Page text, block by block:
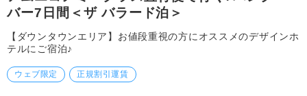
バー7日間＜ザ バラード泊＞
【ダウンタウンエリア】お値段重視の方にオススメのデザインホ
テルにご宿泊♪
ウェブ限定 正規割引運賃